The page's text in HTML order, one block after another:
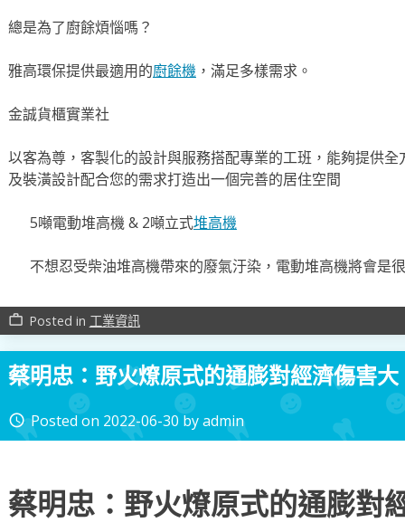
總是為了廚餘煩惱嗎？
雅高環保提供最適用的廚餘機，滿足多樣需求。
金誠貨櫃實業社
以客為尊，客製化的設計與服務搭配專業的工班，能夠提供全
及裝潢設計配合您的需求打造出一個完善的居住空間
5噸電動堆高機 & 2噸立式堆高機
不想忍受柴油堆高機帶來的廢氣汙染，電動堆高機將會是
work_outline Posted in 工業資訊
蔡明忠：野火燎原式的通膨對經濟傷害大
access_time Posted on 2022-06-30 byadmin
蔡明忠：野火燎原式的通膨對